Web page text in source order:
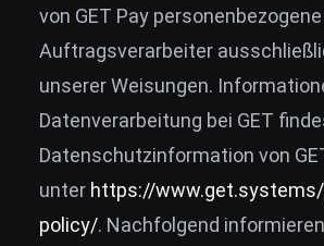
von GET Pay
Auftragsverarbeiter
unserer Weisungen.
Datenverarbeitung bei GET
Datenschutzinformation von
unter https://
policy/. Nachfolgend